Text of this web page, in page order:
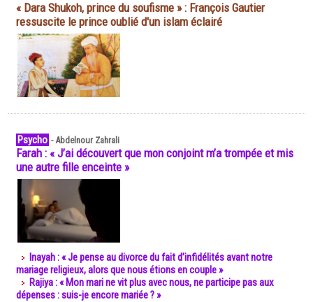
« Dara Shukoh, prince du soufisme » : François Gautier
ressuscite le prince oublié d'un islam éclairé
Psycho -Abdelnour Zahrali
Farah : « J’ai découvert que mon conjoint m’a trompée et mis
une autre fille enceinte »
Inayah : « Je pense au divorce du fait d’infidélités avant notre
mariage religieux, alors que nous étions en couple »
Rajiya : « Mon mari ne vit plus avec nous, ne participe pas aux
dépenses : suis-je encore mariée ? »